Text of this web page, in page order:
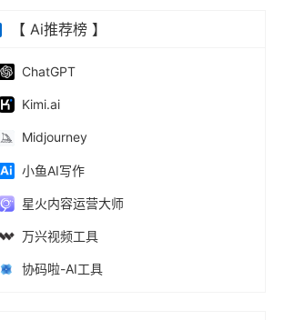
【 Ai推荐榜 】
ChatGPT
Kimi.ai
Midjourney
小鱼AI写作
星火内容运营大师
万兴视频工具
协码啦-AI工具